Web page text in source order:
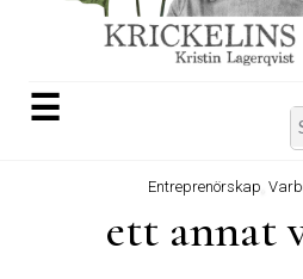
☰
Entreprenörskap
ett annat